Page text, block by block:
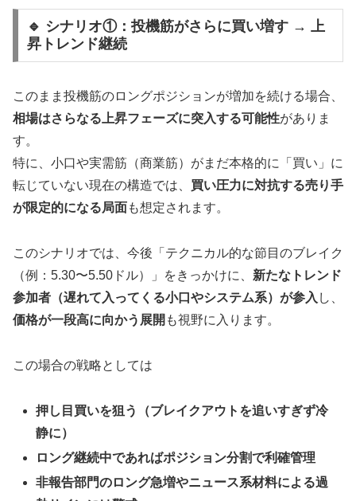
🔹 シナリオ①：投機筋がさらに買い増す → 上
昇トレンド継続
このまま投機筋のロングポジションが増加を続ける場合、
相場はさらなる上昇フェーズに突入する可能性がありま
す。
特に、小口や実需筋（商業筋）がまだ本格的に「買い」に
転じていない現在の構造では、 買い圧力に対抗する売り手
が限定的になる局面も想定されます。
このシナリオでは、今後「テクニカル的な節目のブレイク
（例：5.30〜5.50ドル）」をきっかけに、 新たなトレンド
参加者（遅れて入ってくる小口やシステム系）が参入 し、
価格が一段高に向かう展開 も視野に入ります。
この場合の戦略としては
押し目買いを狙う（ブレイクアウトを追いすぎず冷
静に）
ロング継続中であればポジション分割で利確管理
非報告部門のロング急増やニュース系材料による過